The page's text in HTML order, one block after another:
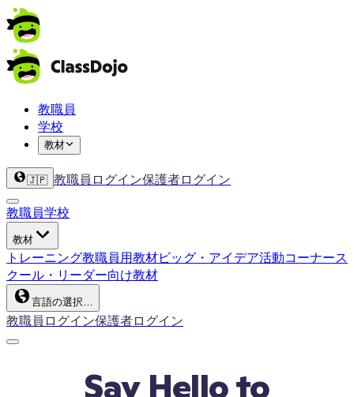
教職員
学校
教材
🇯🇵 教職員ログイン保護者ログイン
教職員学校
教材
トレーニング教職員用教材ビッグ・アイデア活動コーナース
クール・リーダー向け教材
言語の選択…
教職員ログイン保護者ログイン
Say Hello to